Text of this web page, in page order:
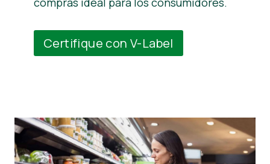
Certifique con V-Label